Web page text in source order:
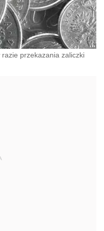
przekazania zaliczki